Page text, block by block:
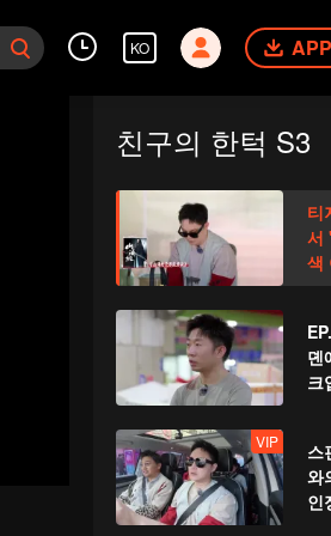
KO APP
친구의 한턱 S3
티
서
색
뎬
크
VIP
스
와
인